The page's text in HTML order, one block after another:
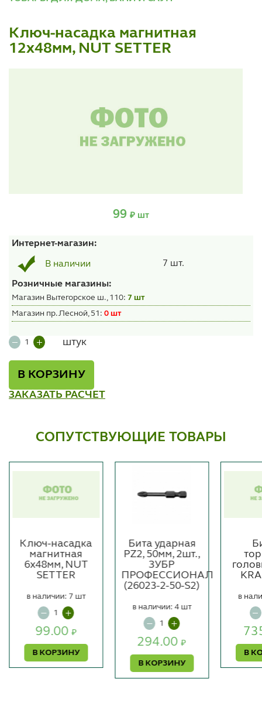
Ключ-насадка магнитная
12х48мм, NUT SETTER
99 ₽ шт
Интернет-магазин:
В наличии 7 шт.
Розничные магазины:
Магазин Вытегорское ш., 110: 7 шт
Магазин пр. Лесной, 51: 0 шт
штук
В КОРЗИНУ
ЗАКАЗАТЬ РАСЧЕТ
СОПУТСТВУЮЩИЕ ТОВАРЫ
Ключ-насадка
магнитная
6х48мм, NUT
SETTER
99.00₽
В КОРЗИНУ
в наличии: 7 шт
Бита ударная
PZ2, 50мм, 2шт.,
ЗУБР
ПРОФЕССИОНАЛ
(26023-2-50-S2)
294.00₽
В КОРЗИНУ
в наличии: 4 шт
В
в